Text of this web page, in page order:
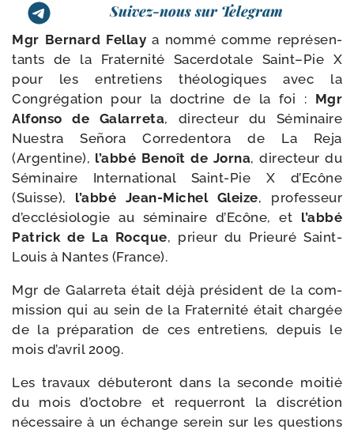
Suivez-nous sur Telegram
Mgr Bernard Fellay a nom­mé comme repré­sen­
tants de la Fraternité Sacerdotale Saint–Pie X
pour les entre­tiens théo­lo­giques avec la
Congrégation pour la doc­trine de la foi : Mgr
Alfonso de Galarreta, direc­teur du Séminaire
Nuestra Señora Corredentora de La Reja
(Argentine), l’abbé Benoît de Jorna, direc­teur du
Séminaire International Saint-​Pie X d’Ecône
(Suisse), l’abbé Jean-​Michel Gleize, pro­fes­seur
d’ecclésiologie au sémi­naire d’Ecône, et l’abbé
Patrick de La Rocque, prieur du Prieuré Saint-​
Louis à Nantes (France).
Mgr de Galarreta était déjà pré­sident de la com­
mis­sion qui au sein de la Fraternité était char­gée
de la pré­pa­ra­tion de ces entre­tiens, depuis le
mois d’avril 2009.
Les tra­vaux débu­te­ront dans la seconde moi­tié
du mois d’octobre et requer­ront la dis­cré­tion
néces­saire à un échange serein sur les ques­tions